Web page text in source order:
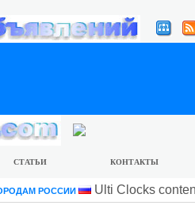
СТАТЬИ КОНТАКТЫ
РОССИИ Ulti Clocks